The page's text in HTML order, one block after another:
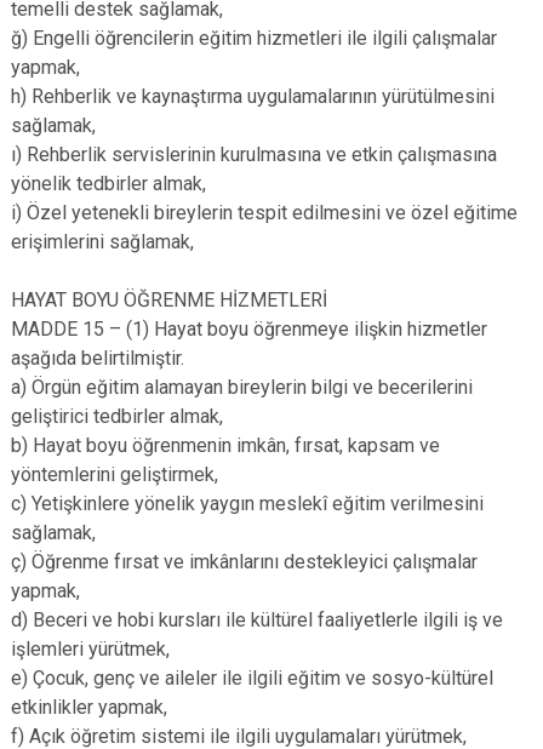
temelli destek sağlamak,
ğ) Engelli öğrencilerin eğitim hizmetleri ile ilgili çalışmalar
yapmak,
h) Rehberlik ve kaynaştırma uygulamalarının yürütülmesini
sağlamak,
ı) Rehberlik servislerinin kurulmasına ve etkin çalışmasına
yönelik tedbirler almak,
i) Özel yetenekli bireylerin tespit edilmesini ve özel eğitime
erişimlerini sağlamak,
HAYAT BOYU ÖĞRENME HİZMETLERİ
MADDE 15 – (1) Hayat boyu öğrenmeye ilişkin hizmetler
aşağıda belirtilmiştir.
a) Örgün eğitim alamayan bireylerin bilgi ve becerilerini
geliştirici tedbirler almak,
b) Hayat boyu öğrenmenin imkân, fırsat, kapsam ve
yöntemlerini geliştirmek,
c) Yetişkinlere yönelik yaygın meslekî eğitim verilmesini
sağlamak,
ç) Öğrenme fırsat ve imkânlarını destekleyici çalışmalar
yapmak,
d) Beceri ve hobi kursları ile kültürel faaliyetlerle ilgili iş ve
işlemleri yürütmek,
e) Çocuk, genç ve aileler ile ilgili eğitim ve sosyo-kültürel
etkinlikler yapmak,
f) Açık öğretim sistemi ile ilgili uygulamaları yürütmek,